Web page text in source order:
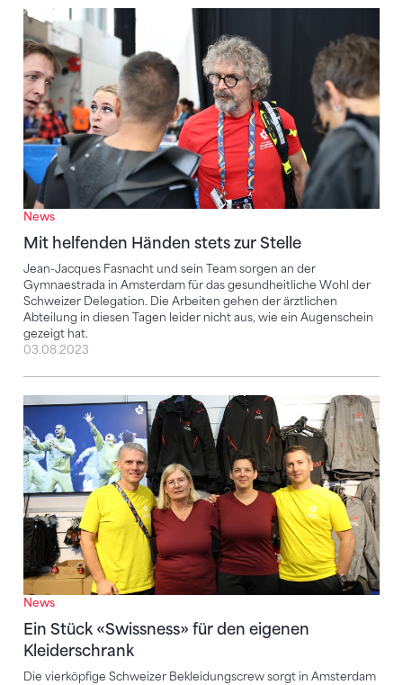
News
Mit helfenden Händen stets zur Stelle
Jean-Jacques Fasnacht und sein Team sorgen an der
Gymnaestrada in Amsterdam für das gesundheitliche Wohl der
Schweizer Delegation. Die Arbeiten gehen der ärztlichen
Abteilung in diesen Tagen leider nicht aus, wie ein Augenschein
gezeigt hat.
Mit helfenden Händen stets zur Stelle
03.08.2023
News
Ein Stück «Swissness» für den eigenen
Kleiderschrank
Die vierköpfige Schweizer Bekleidungscrew sorgt in Amsterdam
Ein Stück «Swissness» für den eigenen